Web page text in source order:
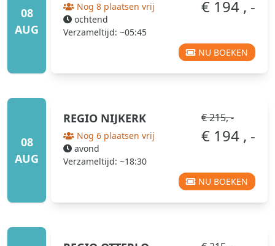
08
AUG
Nog 8 plaatsen vrij
ochtend
Verzameltijd: ~05:45
€ 194 , -
NU BOEKEN
08
AUG
REGIO NIJKERK
Nog 6 plaatsen vrij
avond
Verzameltijd: ~18:30
€ 215, -
€ 194 , -
NU BOEKEN